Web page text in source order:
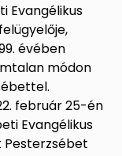
Evangélikus
évében
módon
február 25-én
Evangélikus
Pesterzsébet